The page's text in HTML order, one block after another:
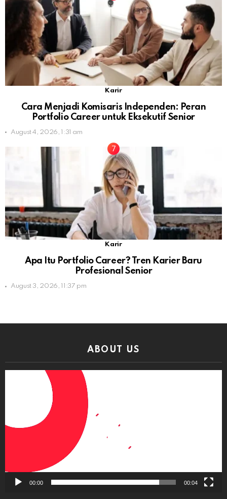
Karir
Cara Menjadi Komisaris Independen: Peran
Portfolio Career untuk Eksekutif Senior
August 4, 2026, 1:31 am
Karir
Apa Itu Portfolio Career? Tren Karier Baru
Profesional Senior
August 3, 2026, 11:37 pm
ABOUT US
00:00 00:04